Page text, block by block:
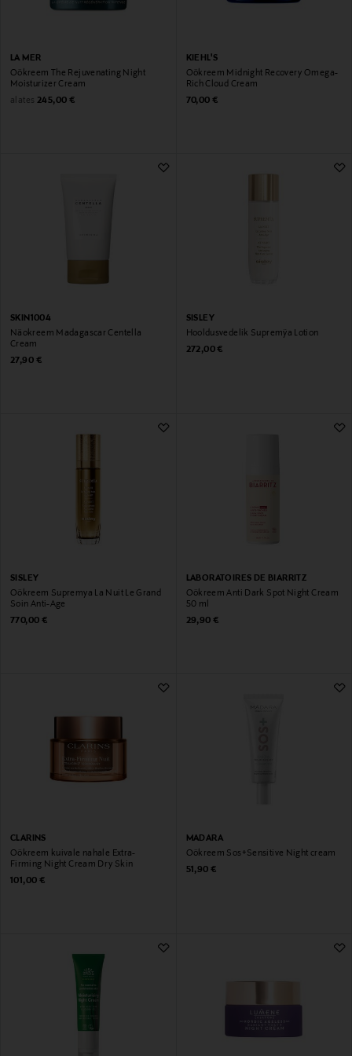
LA MER
Öökreem The Rejuvenating Night
Moisturizer Cream
alates Original Price
245,00 €
KIEHL'S
Öökreem Midnight Recovery Omega-
Rich Cloud Cream
Original Price
70,00 €
SKIN1004
Näokreem Madagascar Centella
Cream
Original Price
27,90 €
SISLEY
Hooldusvedelik Supremÿa Lotion
Original Price
272,00 €
SISLEY
Öökreem Supremya La Nuit Le Grand
Soin Anti-Age
Original Price
770,00 €
LABORATOIRES DE BIARRITZ
Öökreem Anti Dark Spot Night Cream
50 ml
Original Price
29,90 €
CLARINS
Öökreem kuivale nahale Extra-
Firming Night Cream Dry Skin
Original Price
101,00 €
MADARA
Öökreem Sos+Sensitive Night cream
Original Price
51,90 €